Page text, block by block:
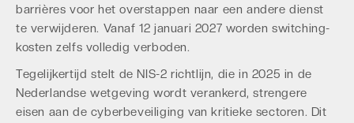
barrières voor het overstappen naar een andere dienst
te verwijderen. Vanaf 12 januari 2027 worden switching-
kosten zelfs volledig verboden.
Tegelijkertijd stelt de NIS-2 richtlijn, die in 2025 in de
Nederlandse wetgeving wordt verankerd, strengere
eisen aan de cyberbeveiliging van kritieke sectoren. Dit